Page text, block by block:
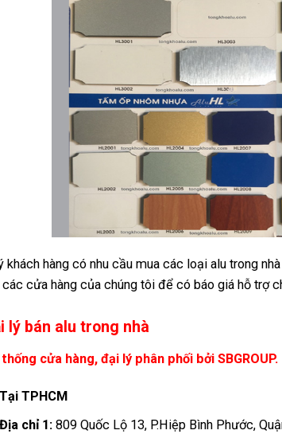
khách hàng có nhu cầu mua các loại alu trong
cửa hàng của chúng tôi để có báo giá hỗ trợ
lý bán alu trong nhà
cửa hàng, đại lý phân phối bởi SBGROUP.
TPHCM
chỉ 1:809 Quốc Lộ 13, P.Hiệp Bình Phước,